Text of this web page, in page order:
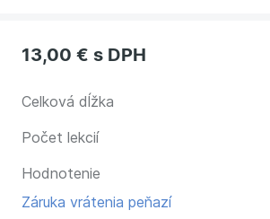
13,00 € s DPH
Celková dĺžka
Počet lekcií
Hodnotenie
Záruka vrátenia peňazí